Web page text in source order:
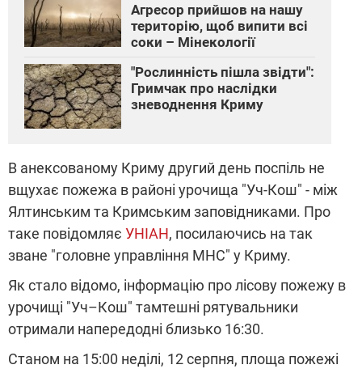
Агресор прийшов на нашу
територію, щоб випити всі
соки – Мінекології
"Рослинність пішла звідти":
Гримчак про наслідки
зневоднення Криму
В анексованому Криму другий день поспіль не
вщухає пожежа в районі урочища "Уч-Кош" - між
Ялтинським та Кримським заповідниками. Про
таке повідомляє УНІАН, посилаючись на так
зване "головне управління МНС" у Криму.
Як стало відомо, інформацію про лісову пожежу в
урочищі "Уч–Кош" тамтешні рятувальники
отримали напередодні близько 16:30.
Станом на 15:00 неділі, 12 серпня, площа пожежі